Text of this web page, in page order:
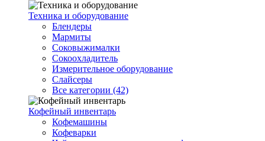
Техника и оборудование
Блендеры
Мармиты
Соковыжималки
Сокоохладитель
Измерительное оборудование
Слайсеры
Все категории (42)
Кофейный инвентарь
Кофемашины
Кофеварки